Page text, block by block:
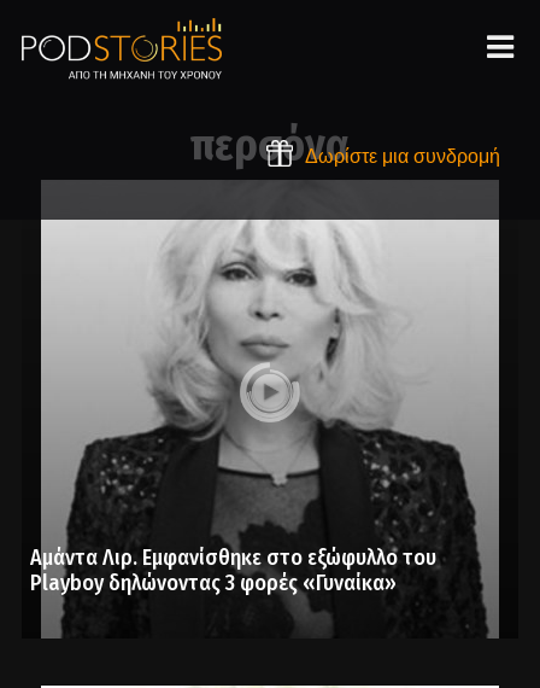
Δωρίστε μια συνδρομή
περσόνα
Αμάντα Λιρ. Εμφανίσθηκε στο εξώφυλλο του
Playboy δηλώνοντας 3 φορές «Γυναίκα»